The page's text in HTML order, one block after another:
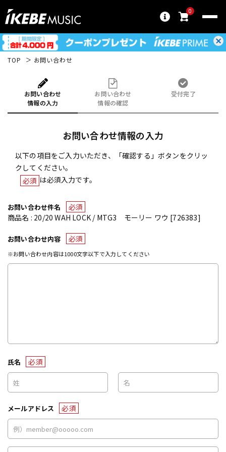
0
TOP お問い合わせ
お問い合わせ
情報の入力
お問い合わせ
情報の確認
受付完了
お問い合わせ情報の入力
以下の項目をご入力いただき、「確認する」ボタンをクリッ
クしてください。
必須 は必須入力です。
お問い合わせ件名
必須
商品名 : 20/20 WAH LOCK / MTG3 モーリー ワウ [726383]
お問い合わせ内容 必須
※お問い合わせ内容は1000文字以下で入力してください
氏名 必須
メールアドレス 必須